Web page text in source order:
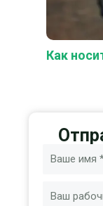
Как
Имя
Электронная